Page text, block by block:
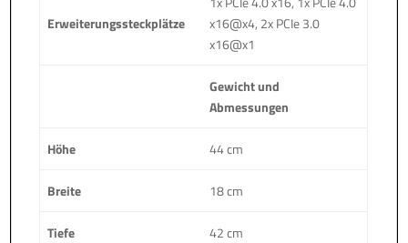
Erweiterungssteckplätze
x16@x4, 2x PCIe 3.0
x16@x1
Gewicht und
Abmessungen
Höhe 44 cm
Breite 18 cm
Tiefe 42 cm